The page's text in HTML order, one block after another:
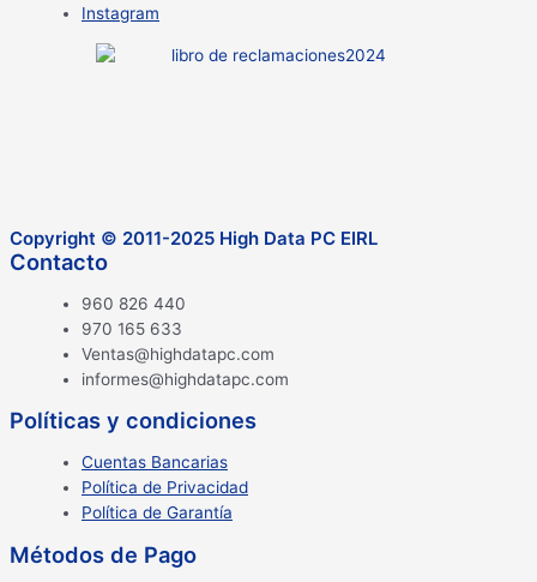
Instagram
Copyright © 2011-2025 High Data PC EIRL
Contacto
960 826 440
970 165 633
Ventas@highdatapc.com
informes@highdatapc.com
Políticas y condiciones
Cuentas Bancarias
Política de Privacidad
Política de Garantía
Métodos de Pago